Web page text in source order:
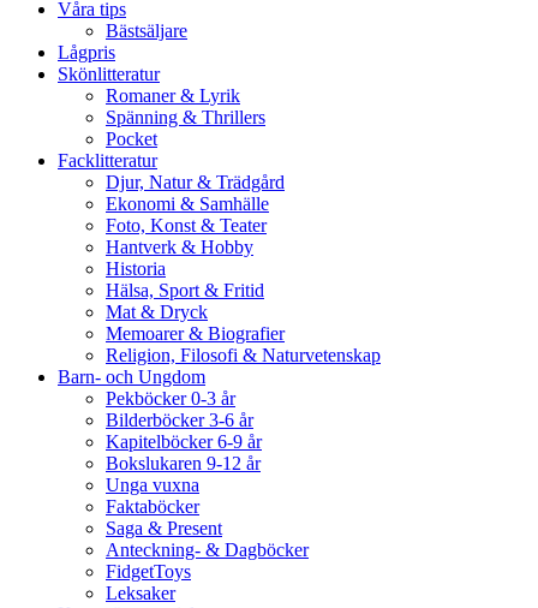
Våra tips
Bästsäljare
Lågpris
Skönlitteratur
Romaner & Lyrik
Spänning & Thrillers
Pocket
Facklitteratur
Djur, Natur & Trädgård
Ekonomi & Samhälle
Foto, Konst & Teater
Hantverk & Hobby
Historia
Hälsa, Sport & Fritid
Mat & Dryck
Memoarer & Biografier
Religion, Filosofi & Naturvetenskap
Barn- och Ungdom
Pekböcker 0-3 år
Bilderböcker 3-6 år
Kapitelböcker 6-9 år
Bokslukaren 9-12 år
Unga vuxna
Faktaböcker
Saga & Present
Anteckning- & Dagböcker
FidgetToys
Leksaker